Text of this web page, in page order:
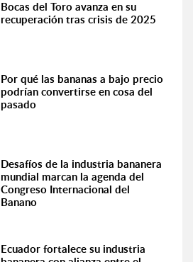
Bocas del Toro avanza en su
recuperación tras crisis de 2025
Por qué las bananas a bajo precio
podrían convertirse en cosa del
pasado
Desafíos de la industria bananera
mundial marcan la agenda del
Congreso Internacional del
Banano
Ecuador fortalece su industria